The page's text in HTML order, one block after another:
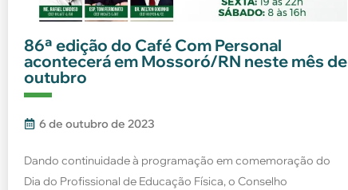
86ª edição do Café Com Personal
acontecerá em Mossoró/RN neste mês de
outubro
6 de outubro de 2023
Dando continuidade à programação em comemoração do
Dia do Profissional de Educação Física, o Conselho